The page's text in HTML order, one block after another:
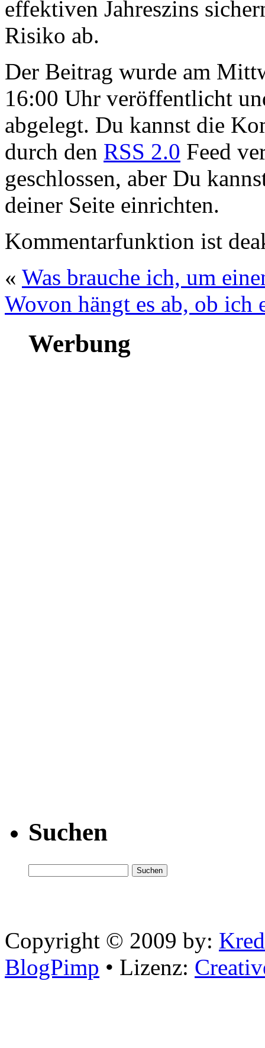
effektiven Jahreszins
Risiko ab.
Der Beitrag wurde am
16:00 Uhr veröffentlicht
abgelegt. Du kannst die
durch den RSS 2.0 Feed
geschlossen, aber Du
deiner Seite einrichten.
Kommentarfunktion ist
« Was brauche ich, um
Wovon hängt es ab, ob ich
Werbung
Suchen
Copyright © 2009 by:
BlogPimp • Lizenz: